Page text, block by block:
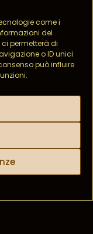
come i
del
permetterà di
o ID unici
può influire